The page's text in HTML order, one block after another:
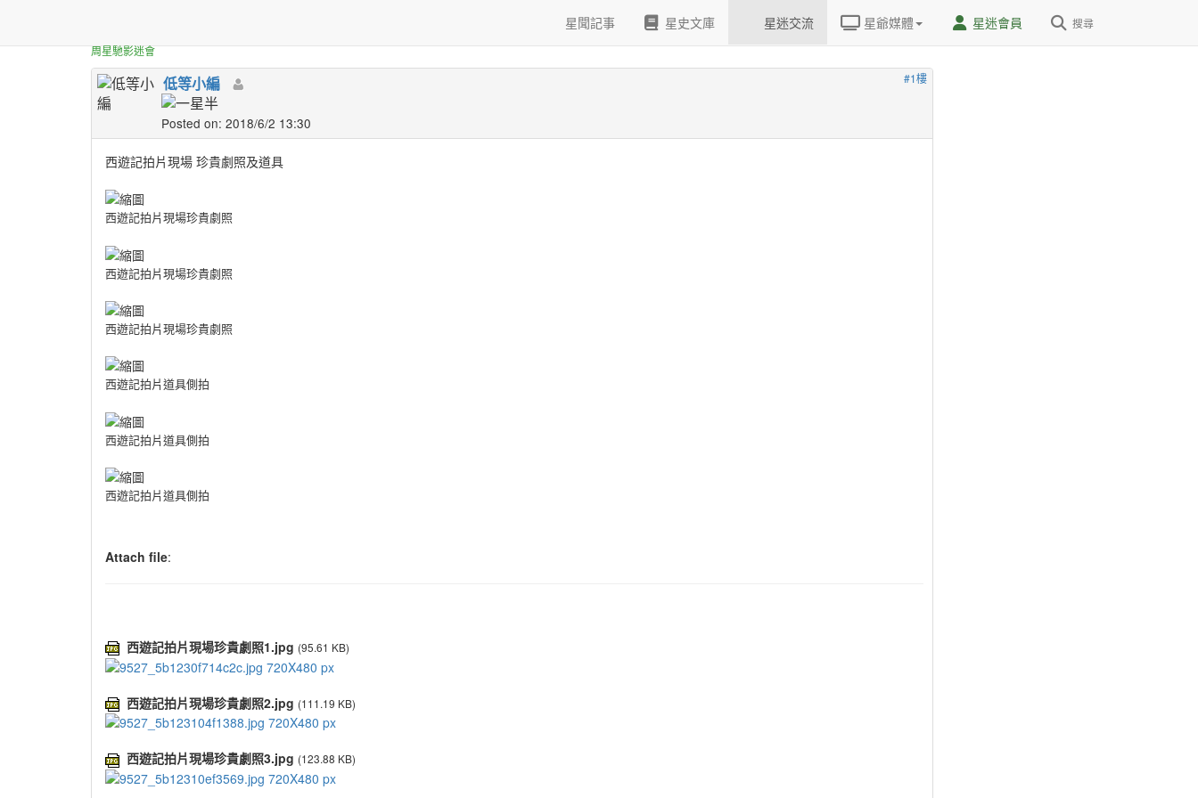
周星馳影迷會
星聞記事 星史文庫 星迷交流 星爺媒體 星迷會員 搜尋
#1樓
低等小編
Posted on: 2018/6/2 13:30
西遊記拍片現場 珍貴劇照及道具
西遊記拍片現場珍貴劇照
西遊記拍片現場珍貴劇照
西遊記拍片現場珍貴劇照
西遊記拍片道具側拍
西遊記拍片道具側拍
西遊記拍片道具側拍
Attach file:
西遊記拍片現場珍貴劇照1.jpg (95.61 KB)
西遊記拍片現場珍貴劇照2.jpg (111.19 KB)
西遊記拍片現場珍貴劇照3.jpg (123.88 KB)